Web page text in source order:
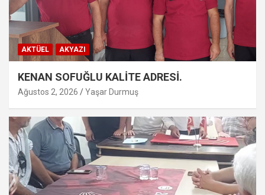
AKTÜEL AKYAZI
KENAN SOFUĞLU KALİTE ADRESİ.
Ağustos 2, 2026 Yaşar Durmuş